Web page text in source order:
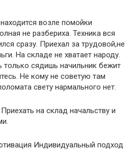
возле помойки
не разбериха. Техника вся
сразу. Приехал за трудовой,не
На складе не хватает народу.
только сядишь начильник бежит
Не кому не советую там
свету нармального нет.
Приехать на склад начальству и
Индивидуальный подход